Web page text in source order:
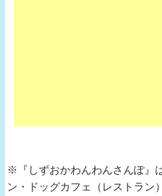
※『しずおかわんわんさんぽ』
ン・ドッグカフェ（レストラン